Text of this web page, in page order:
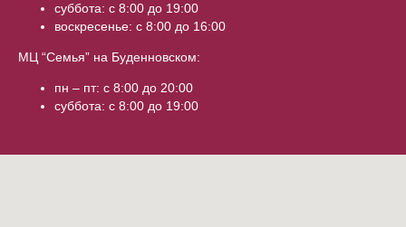
суббота: с 8:00 до 19:00
воскресенье: с 8:00 до 16:00
МЦ “Семья” на Буденновском:
пн – пт: с 8:00 до 20:00
суббота: с 8:00 до 19:00